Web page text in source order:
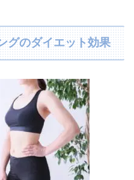
グのダイエット効果